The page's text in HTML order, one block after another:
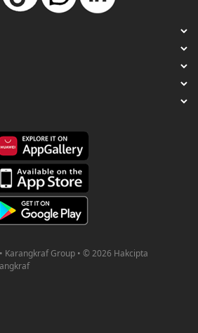
Karangkraf Group • © 2026 Hakcipta